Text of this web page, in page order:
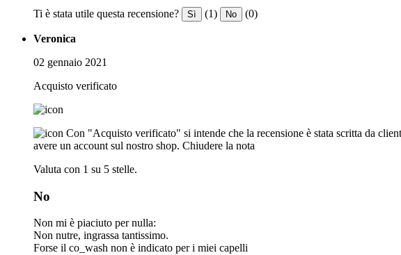
Ti è stata utile questa recensione? Sì (1) No (0)
Veronica
02 gennaio 2021
Acquisto verificato
Con "Acquisto verificato" si intende che la recensione è stata scritta da
avere un account sul nostro shop. Chiudere la nota
Valuta con 1 su 5 stelle.
No
Non mi è piaciuto per nulla:
Non nutre, ingrassa tantissimo.
Forse il co_wash non è indicato per i miei capelli